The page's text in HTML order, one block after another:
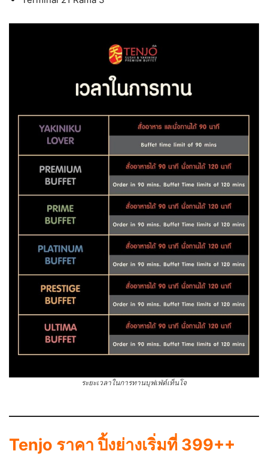
ระยะเวลาในการทานบุฟเฟ่ต์เท็นโจ
Tenjo ราคา ปิ้งย่างเริ่มที่ 399++